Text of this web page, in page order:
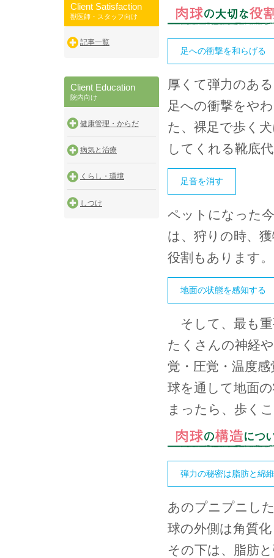
Client Satisfaction
獣医師・スタッフ向け
記事一覧
Client Education
院内向け
健康管理・からだ
病気と治療
くらし・環境
しつけ
足への衝撃を和らげる
厚くて弾力のあ
足への衝撃をや
た、裸足で歩く
してくれる靴底
足音を消す
ペットになった
は、狩りの時、
役割もあります。
地面の状態を感知する
そして、最も重
たくさんの神経
覚・圧覚・温度
球を通して地面
まったら、歩く
弾力の秘密は脂肪と綿
あのプニプニし
球の外側は角質
その下は、脂肪